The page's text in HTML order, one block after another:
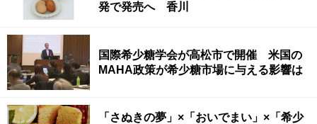
発で発売へ 香川
国際希少糖学会が高松市で開催 米国の
MAHA政策が希少糖市場に与える影響は
「さぬきの夢」×「おいでまい」×「希少